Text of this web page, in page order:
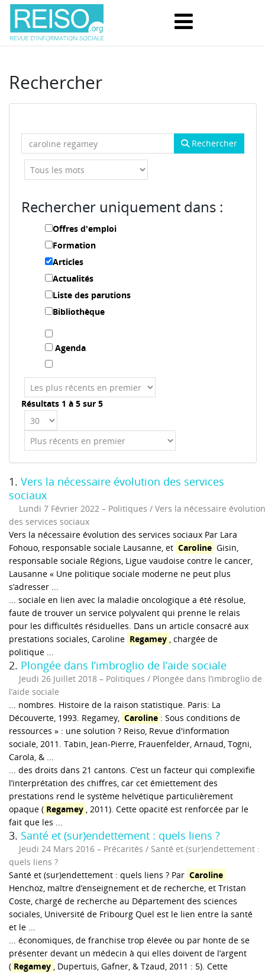
Rechercher
Rechercher
Rechercher uniquement dans :
Offres d'emploi
Formation
Articles
Actualités
Liste des parutions
Bibliothèque
Agenda
Résultats 1 à 5 sur 5
1. Vers la nécessaire évolution des services
sociaux
Lundi 7 Février 2022
Politiques / Vers la nécessaire évolution
des services sociaux
Vers la nécessaire évolution des services sociaux Par Lara
Fohouo, responsable sociale Lausanne, et Caroline Gisin,
responsable sociale Régions, Ligue vaudoise contre le cancer,
Lausanne « Une politique sociale moderne ne peut plus
s’adresser ...
... sociale en lien avec la maladie oncologique a été résolue,
faute de trouver un service polyvalent qui prenne le relais
pour les difficultés résiduelles. Dans un article consacré aux
prestations sociales, Caroline Regamey , chargée de
politique ...
2. Plongée dans l’imbroglio de l’aide sociale
Jeudi 26 Juillet 2018
Politiques / Plongée dans l’imbroglio de
l’aide sociale
... nombres. Histoire de la raison statistique. Paris: La
Découverte, 1993. Regamey, Caroline : Sous conditions de
ressources » : une solution ? Reiso, Revue d'information
sociale, 2011. Tabin, Jean-Pierre, Frauenfelder, Arnaud, Togni,
Carola, & ...
... des droits dans 21 cantons. C’est un facteur qui complexifie
l’interprétation des chiffres, car cet émiettement des
prestations rend le système helvétique particulièrement
opaque ( Regamey , 2011). Cette opacité est renforcée par le
fait que les ...
3. Santé et (sur)endettement : quels liens ?
Jeudi 24 Mars 2016
Précarités / Santé et (sur)endettement :
quels liens ?
Santé et (sur)endettement : quels liens ? Par Caroline
Henchoz, maître d’enseignement et de recherche, et Tristan
Coste, chargé de recherche au Département des sciences
sociales, Université de Fribourg Quel est le lien entre la santé
et le ...
... économiques, de franchise trop élevée ou par honte de se
présenter devant un médecin à qui elles doivent de l’argent
( Regamey , Dupertuis, Gafner, & Tzaud, 2011 : 5). Cette